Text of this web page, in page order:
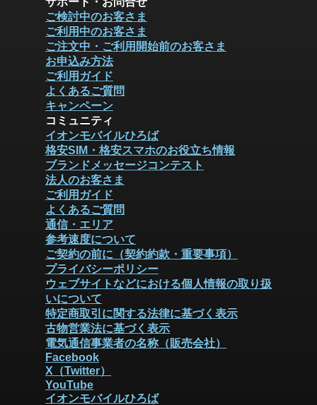
ご検討中のお客さま
ご利用中のお客さま
ご注文中・ご利用開始前のお客さま
お申込み方法
ご利用ガイド
よくあるご質問
キャンペーン
コミュニティ
イオンモバイルひろば
格安SIM・格安スマホのお役立ち情報
ブランドメッセージコンテスト
法人のお客さま
ご利用ガイド
よくあるご質問
通信・エリア
参考速度について
ご契約の前に（契約約款・重要事項）
プライバシーポリシー
ウェブサイトなどにおける個人情報の取り扱
いについて
特定商取引に関する法律に基づく表示
古物営業法に基づく表示
電気通信事業者の名称（販売会社）
Facebook
X（Twitter）
YouTube
イオンモバイルひろば